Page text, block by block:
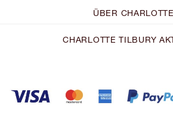
ÜBER CHARLOTTE
CHARLOTTE TILBURY